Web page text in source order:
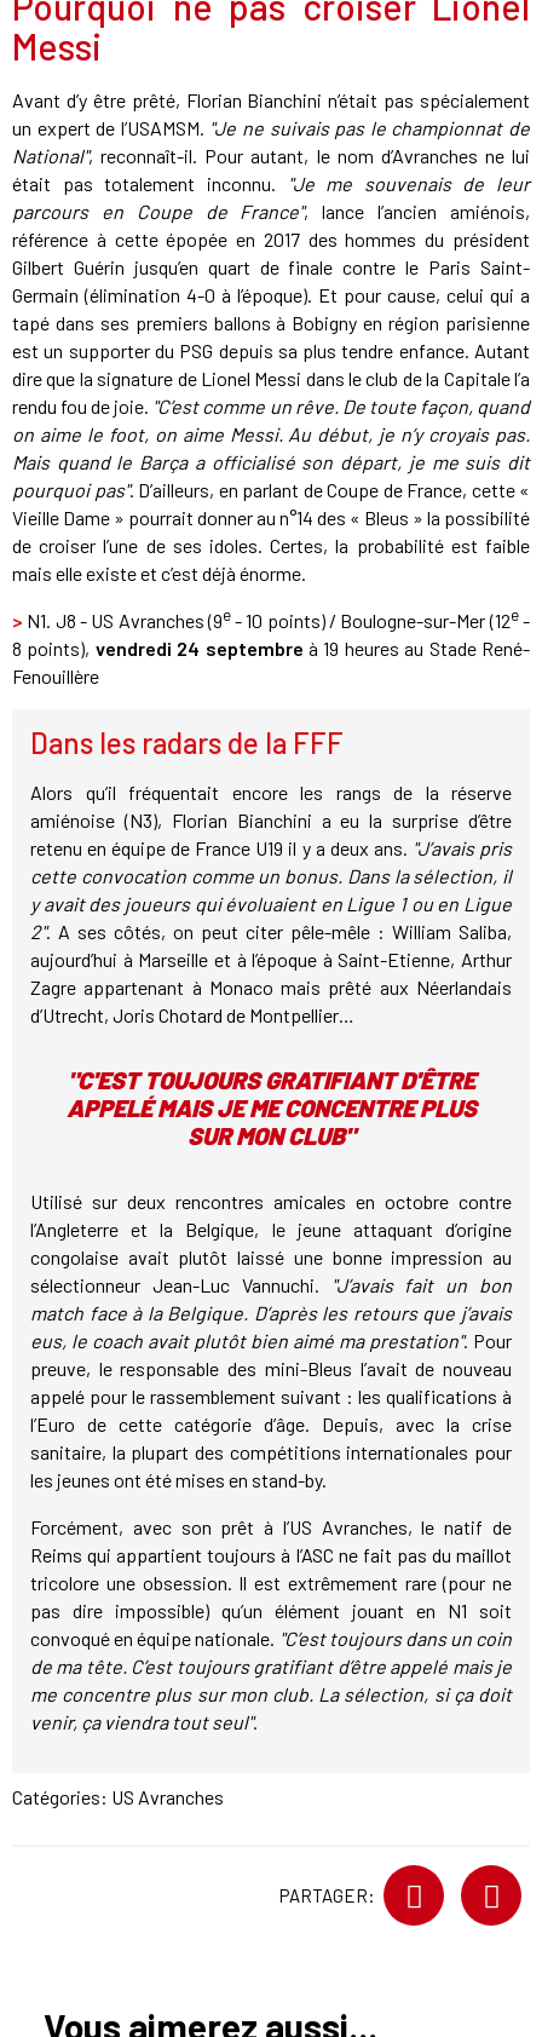
Messi
Avant d’y être prêté, Florian Bianchini n’était pas spécialement
un expert de l’USAMSM. "Je ne suivais pas le championnat de
National", reconnaît-il. Pour autant, le nom d’Avranches ne lui
était pas totalement inconnu.
"Je me souvenais de leur
parcours en Coupe de France", lance l’ancien amiénois,
référence à cette épopée en 2017 des hommes du président
Gilbert Guérin jusqu’en quart de finale contre le Paris Saint-
Germain (élimination 4-0 à l’époque). Et pour cause, celui qui a
tapé dans ses premiers ballons à Bobigny en région parisienne
est un supporter du PSG depuis sa plus tendre enfance. Autant
dire que la signature de Lionel Messi dans le club de la Capitale l’a
rendu fou de joie. "C’est comme un rêve. De toute façon, quand
on aime le foot, on aime Messi. Au début, je n’y croyais pas.
Mais quand le Barça a officialisé son départ, je me suis dit
pourquoi pas". D’ailleurs, en parlant de Coupe de France, cette «
Vieille Dame » pourrait donner au n°14 des « Bleus » la possibilité
de croiser l’une de ses idoles. Certes, la probabilité est faible
mais elle existe et c’est déjà énorme.
> N1. J8 - US Avranches (9e- 10 points) / Boulogne-sur-Mer (12e-
8 points), vendredi 24 septembre à 19 heures au Stade René-
Fenouillère
Dans les radars de la FFF
Alors qu’il fréquentait encore les rangs de la réserve
amiénoise (N3), Florian Bianchini a eu la surprise d’être
retenu en équipe de France U19 il y a deux ans. "J’avais pris
cette convocation comme un bonus. Dans la sélection, il
y avait des joueurs qui évoluaient en Ligue 1 ou en Ligue
2". A ses côtés, on peut citer pêle-mêle : William Saliba,
aujourd’hui à Marseille et à l’époque à Saint-Etienne, Arthur
Zagre appartenant à Monaco mais prêté aux Néerlandais
d’Utrecht, Joris Chotard de Montpellier…
"C'EST TOUJOURS GRATIFIANT D'ÊTRE
APPELÉ MAIS JE ME CONCENTRE PLUS
SUR MON CLUB"
Utilisé sur deux rencontres amicales en octobre contre
l’Angleterre et la Belgique, le jeune attaquant d’origine
congolaise avait plutôt laissé une bonne impression au
sélectionneur Jean-Luc Vannuchi.
"J’avais fait un bon
match face à la Belgique. D’après les retours que j’avais
eus, le coach avait plutôt bien aimé ma prestation". Pour
preuve, le responsable des mini-Bleus l’avait de nouveau
appelé pour le rassemblement suivant : les qualifications à
l’Euro de cette catégorie d’âge. Depuis, avec la crise
sanitaire, la plupart des compétitions internationales pour
les jeunes ont été mises en stand-by.
Forcément, avec son prêt à l’US Avranches, le natif de
Reims qui appartient toujours à l’ASC ne fait pas du maillot
tricolore une obsession. Il est extrêmement rare (pour ne
pas dire impossible) qu’un élément jouant en N1 soit
convoqué en équipe nationale. "C’est toujours dans un coin
de ma tête. C’est toujours gratifiant d’être appelé mais je
me concentre plus sur mon club. La sélection, si ça doit
venir, ça viendra tout seul".
Catégories: US Avranches
PARTAGER:
Vous aimerez aussi...